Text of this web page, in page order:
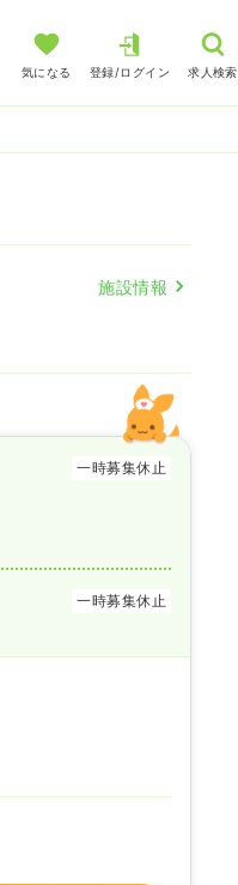
気になる 登録/ログイン 求人検索
施設情報
一時募集休止
一時募集休止